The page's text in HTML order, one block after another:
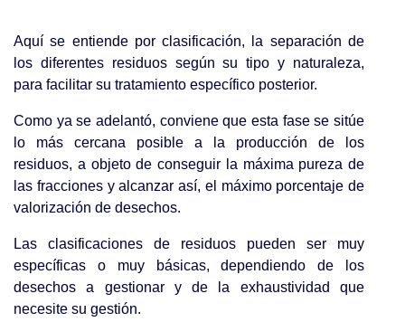
Aquí se entiende por clasificación, la separación de
los diferentes residuos según su tipo y naturaleza,
para facilitar su tratamiento específico posterior.
Como ya se adelantó, conviene que esta fase se sitúe
lo más cercana posible a la producción de los
residuos, a objeto de conseguir la máxima pureza de
las fracciones y alcanzar así, el máximo porcentaje de
valorización de desechos.
Las clasificaciones de residuos pueden ser muy
específicas o muy básicas, dependiendo de los
desechos a gestionar y de la exhaustividad que
necesite su gestión.